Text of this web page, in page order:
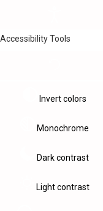
Accessibility Tools
Invert colors
Monochrome
Dark contrast
Light contrast